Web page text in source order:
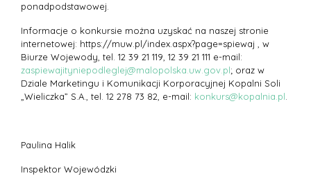
ponadpodstawowej.
Informacje o konkursie można uzyskać na naszej stronie
internetowej: https://muw.pl/index.aspx?page=spiewaj , w
Biurze Wojewody, tel. 12 39 21 119, 12 39 21 111 e-mail:
zaspiewajityniepodleglej@malopolska.uw.gov.pl; oraz w
Dziale Marketingu i Komunikacji Korporacyjnej Kopalni Soli
„Wieliczka” S.A., tel. 12 278 73 82, e-mail: konkurs@kopalnia.pl.
Paulina Halik
Inspektor Wojewódzki